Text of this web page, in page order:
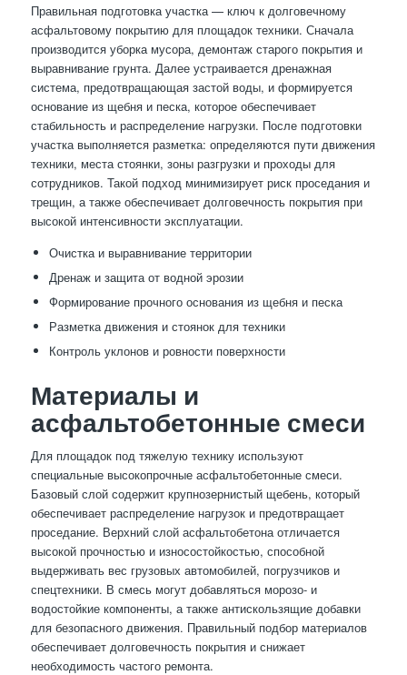
Правильная подготовка участка — ключ к долговечному
асфальтовому покрытию для площадок техники. Сначала
производится уборка мусора, демонтаж старого покрытия и
выравнивание грунта. Далее устраивается дренажная
система, предотвращающая застой воды, и формируется
основание из щебня и песка, которое обеспечивает
стабильность и распределение нагрузки. После подготовки
участка выполняется разметка: определяются пути движения
техники, места стоянки, зоны разгрузки и проходы для
сотрудников. Такой подход минимизирует риск проседания и
трещин, а также обеспечивает долговечность покрытия при
высокой интенсивности эксплуатации.
Очистка и выравнивание территории
Дренаж и защита от водной эрозии
Формирование прочного основания из щебня и песка
Разметка движения и стоянок для техники
Контроль уклонов и ровности поверхности
Материалы и
асфальтобетонные смеси
Для площадок под тяжелую технику используют
специальные высокопрочные асфальтобетонные смеси.
Базовый слой содержит крупнозернистый щебень, который
обеспечивает распределение нагрузок и предотвращает
проседание. Верхний слой асфальтобетона отличается
высокой прочностью и износостойкостью, способной
выдерживать вес грузовых автомобилей, погрузчиков и
спецтехники. В смесь могут добавляться морозо- и
водостойкие компоненты, а также антискользящие добавки
для безопасного движения. Правильный подбор материалов
обеспечивает долговечность покрытия и снижает
необходимость частого ремонта.